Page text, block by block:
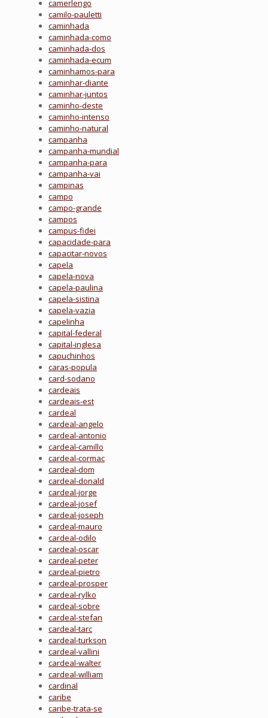
camerlengo
camilo-pauletti
caminhada
caminhada-como
caminhada-dos
caminhada-ecum
caminhamos-para
caminhar-diante
caminhar-juntos
caminho-deste
caminho-intenso
caminho-natural
campanha
campanha-mundial
campanha-para
campanha-vai
campinas
campo
campo-grande
campos
campus-fidei
capacidade-para
capacitar-novos
capela
capela-nova
capela-paulina
capela-sistina
capela-vazia
capelinha
capital-federal
capital-inglesa
capuchinhos
caras-popula
card-sodano
cardeais
cardeais-est
cardeal
cardeal-angelo
cardeal-antonio
cardeal-camillo
cardeal-cormac
cardeal-dom
cardeal-donald
cardeal-jorge
cardeal-josef
cardeal-joseph
cardeal-mauro
cardeal-odilo
cardeal-oscar
cardeal-peter
cardeal-pietro
cardeal-prosper
cardeal-rylko
cardeal-sobre
cardeal-stefan
cardeal-tarc
cardeal-turkson
cardeal-vallini
cardeal-walter
cardeal-william
cardinal
caribe
caribe-trata-se